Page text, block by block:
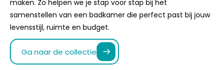
Onze artikelen over complete
badkamers
Filter hieronder per categorie